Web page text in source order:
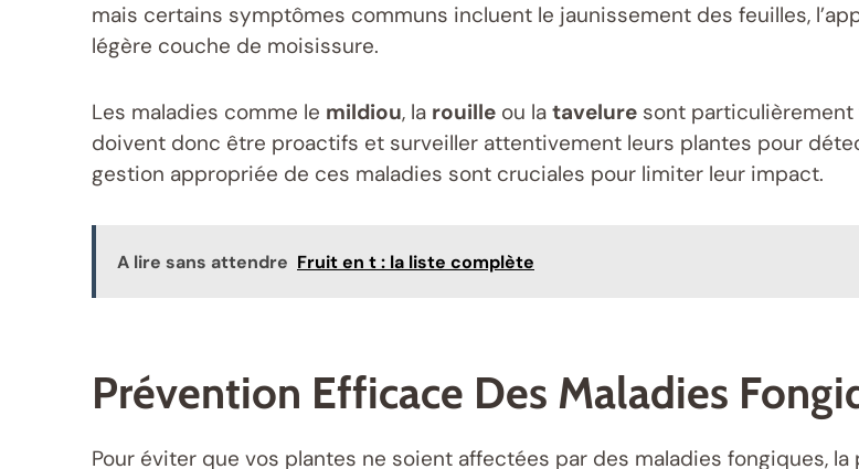
mais certains symptômes communs incluent le jaunissement des feuilles,
légère couche de moisissure.
Les maladies comme le mildiou, la rouille ou la tavelure sont
doivent donc être proactifs et surveiller attentivement leurs plantes pour
gestion appropriée de ces maladies sont cruciales pour limiter leur impact.
A lire sans attendre Fruit en t : la liste complète
Prévention Efficace Des Maladies
Pour éviter que vos plantes ne soient affectées par des maladies fongiques,